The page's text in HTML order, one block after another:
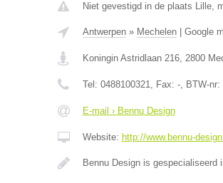
Niet gevestigd in de plaats Lille,
Antwerpen» Mechelen| Google
Koningin Astridlaan 216, 2800
Tel: 0488100321, Fax: -, BTW-nr:
E-mail › Bennu Design
Website: http://www.bennu-
Bennu Design is gespecialiseerd